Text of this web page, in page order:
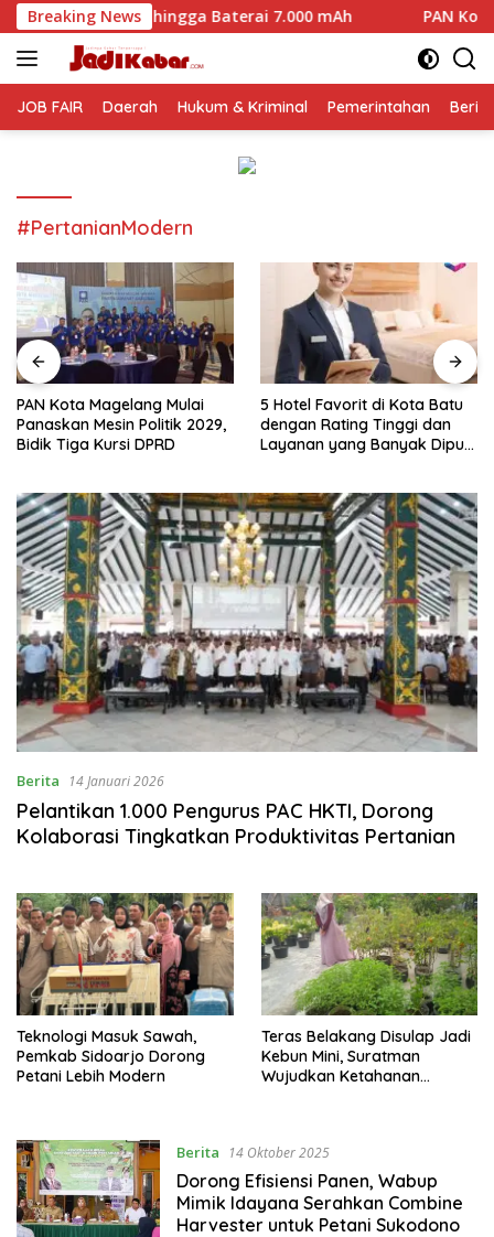
Langsung
ke
konten
Breaking News
Baterai 7.000 mAh PAN Kota Magelang Mulai
JOB FAIR Daerah Hukum & Kriminal Pemerintahan
#PertanianModern
PAN Kota Magelang Mulai
Panaskan Mesin Politik 2029,
Bidik Tiga Kursi DPRD
5 Hotel Favorit di Kota Batu
dengan Rating Tinggi dan
Layanan yang Banyak Dipuji
Berita 14 Januari 2026
Pelantikan 1.000 Pengurus PAC HKTI, Dorong
Kolaborasi Tingkatkan Produktivitas Pertanian
Teknologi Masuk Sawah,
Pemkab Sidoarjo Dorong
Petani Lebih Modern
Teras Belakang Disulap Jadi
Kebun Mini, Suratman
Wujudkan Ketahanan
Berita 14 Oktober 2025
Dorong Efisiensi Panen, Wabup
Mimik Idayana Serahkan Combine
Harvester untuk Petani Sukodono